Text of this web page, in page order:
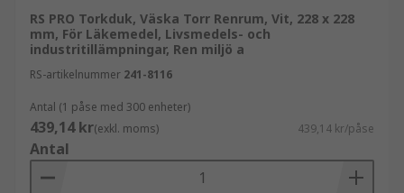
RS PRO Torkduk, Väska Torr Renrum, Vit, 228 x 228
mm, För Läkemedel, Livsmedels- och
industritillämpningar, Ren miljö a
RS-artikelnummer 241-8116
Antal (1 påse med 300 enheter)
439,14 kr(exkl. moms) 439,14 kr/påse
Antal